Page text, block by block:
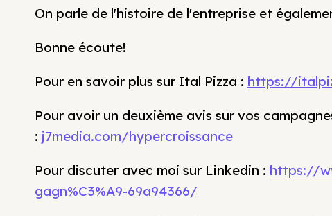
On parle de l'histoire de l'entreprise et
Bonne écoute!
Pour en savoir plus sur Ital Pizza : https://
Pour avoir un deuxième avis sur vos
: j7media.com/hypercroissance
Pour discuter avec moi sur Linkedin : https://
gagn%C3%A9-69a94366/